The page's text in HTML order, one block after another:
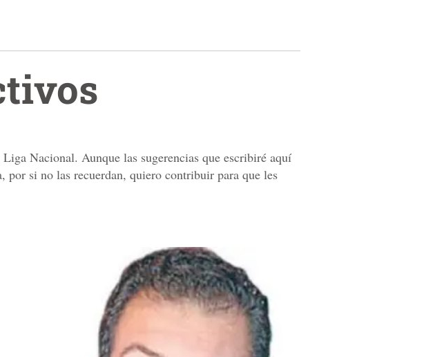
Nacional. Aunque las sugerencias que escribiré aquí
por si no las recuerdan, quiero contribuir para que les